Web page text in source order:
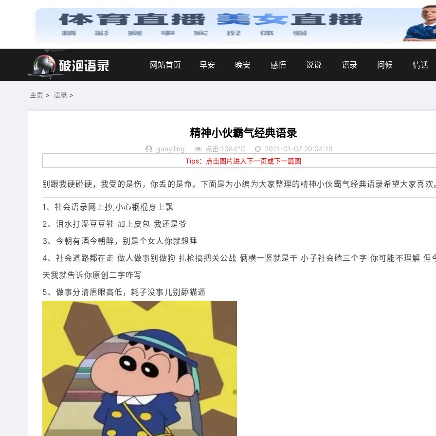
网站首页 早安 晚安 感悟 说说 语录 问候 情话
主页 > 语录 >
精神小伙霸气经典语录
ganyiling 点击:1384℃
2021-01-07 20:04:19
Tips：点击图片进入下一页或下一篇图
别跟我硬碰硬，我受的是伤，你丢的是命。下面是为小编为大家整理的精神小伙霸气经典语录希望大家喜欢
1、社会语录网上抄,小心钢棍身上飘
2、泪水打湿豆豆鞋 加上皮包 我还是爷
3、今朝有酒今朝醉，别是个女人你就想睡
4、社会道路都在走 做人做事别做狗 扎枪搞把关公战 俩横一竖就是干 小子社会磕三个字 你可能不理解 但
天我就告诉你原创二字咋写
5、做事分清眉眼高低，耗子没事儿别舔猫逼